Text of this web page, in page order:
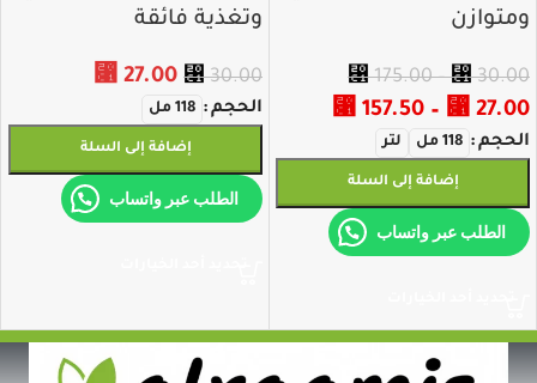
ومتوازن
⃁30.00
–
⃁175.00
⃁ 27.00
–
⃁ 157.50
الحجم 118 مل لتر
إضافة إلى السلة
الطلب عبر واتساب
وتغذية فائقة
⃁30.00
⃁ 27.00
الحجم 118 مل
إضافة إلى السلة
الطلب عبر واتساب